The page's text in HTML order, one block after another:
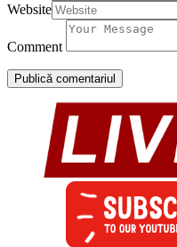
Website
Comment